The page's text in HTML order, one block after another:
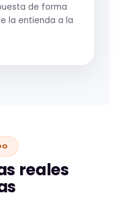
de forma
la entienda a la
reales